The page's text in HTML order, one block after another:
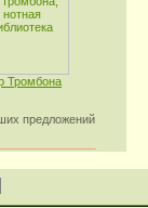
Тромбона
предложений